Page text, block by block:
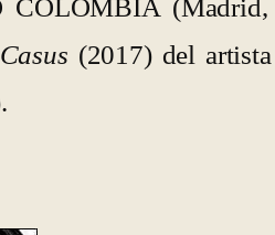
COLOMBIA
Casus (2017) del